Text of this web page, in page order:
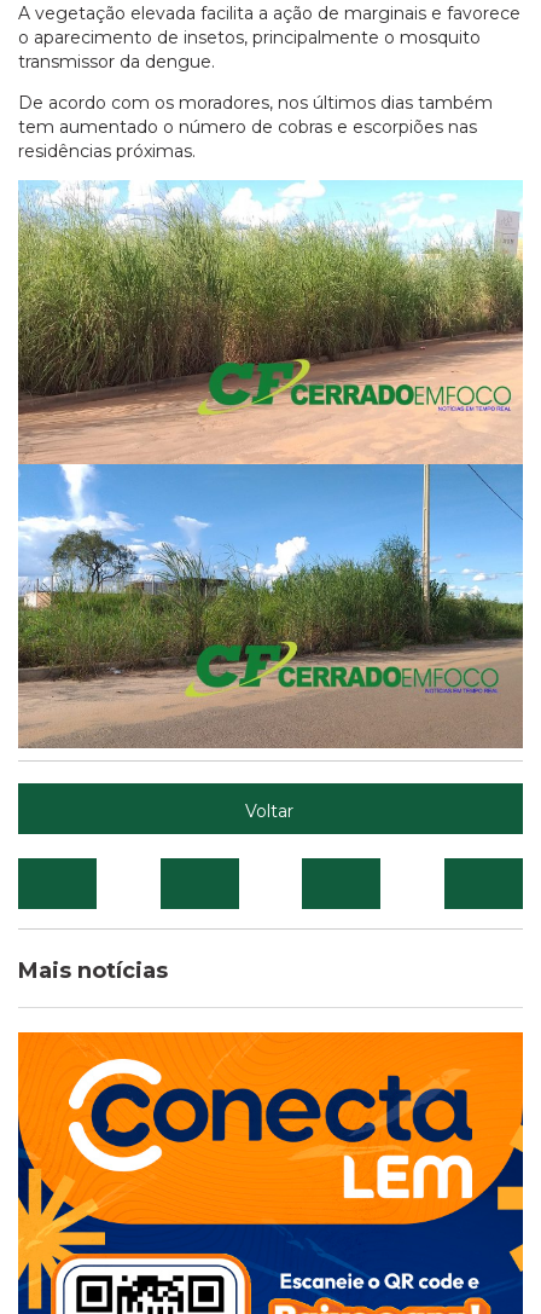
A vegetação elevada facilita a ação de marginais e favorece
o aparecimento de insetos, principalmente o mosquito
transmissor da dengue.
De acordo com os moradores, nos últimos dias também
tem aumentado o número de cobras e escorpiões nas
residências próximas.
Voltar
Mais notícias